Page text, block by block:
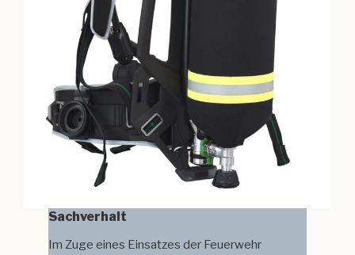
Sachverhalt
Im Zuge eines Einsatzes der Feuerwehr